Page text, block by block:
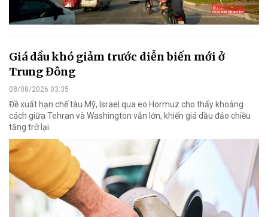
Giá dầu khó giảm trước diễn biến mới ở
Trung Đông
08/08/2026 03:35
Đề xuất hạn chế tàu Mỹ, Israel qua eo Hormuz cho thấy khoảng
cách giữa Tehran và Washington vẫn lớn, khiến giá dầu đảo chiều
tăng trở lại.